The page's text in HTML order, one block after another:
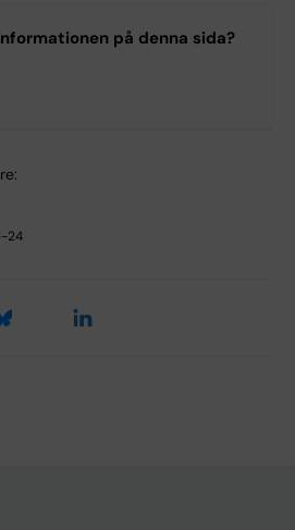
på denna sida?
24